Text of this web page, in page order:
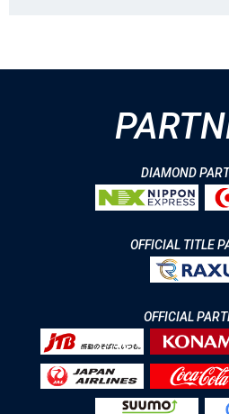
DIAMOND
OFFICIAL TITLE
OFFICIAL